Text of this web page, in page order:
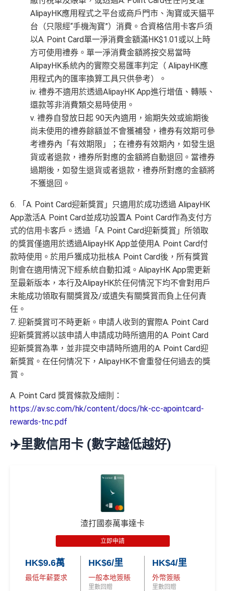
AlipayHK應用程式之平台或商戶門市、淘寶或天貓平
台（只限經“手機淘寶”）消費。合資格信用卡客戶須
以A. Point Card單一淨消費金額滿HK$1.01或以上時
方可使用禮券。單一淨消費金額將按交易當時
AlipayHK系統內的實際交易匯率判定（ AlipayHK應
用程式內的匯率換算工具只供參考）。
iv. 禮券不適用於透過AlipayHK App進行增值、轉賬、
還款等非消費類交易時使用。
v. 禮券自發放日起 90天內適用，逾期失效或逾期後
尚未使用的禮券餘額並不會獲補發，禮券有效期可參
考禮券內「有效期限」；在禮券有效期內，如發生退
貨或者退款，禮券所對應的金額將自動退回。當禮券
過期後，如發生退貨或者退款，禮券所對應的金額將
不獲退回。
6. 「A. Point Card迎新獎賞」只適用於成功透過 AlipayHK
App激活A. Point Card並成功設置A. Point Card作為支付方
式的信用卡客戶。透過「A. Point Card迎新獎賞」所領取
的獎賞僅適用於透過AlipayHK App並使用A. Point Card付
款時使用。於用戶獲成功批核A. Point Card後，所有獎賞
則會在適用情況下經系統自動扣減。AlipayHK App需更新
至最新版本，本行及AlipayHK於任何情況下均不會對用戶
未能成功領取有關獎賞及/或遺失有關獎賞而負上任何責
任。
7. 迎新獎賞可不時更新。申請人收到的實際A. Point Card
迎新獎賞將以該申請人申請成功時所適用的A. Point Card
迎新獎賞為準，並非提交申請時所適用的A. Point Card迎
新獎賞。在任何情况下，AlipayHK不會重發任何過去的獎
賞。
A. Point Card 獎賞條款及細則：
https://av.sc.com/hk/content/docs/hk-cc-apointcard-
rewards-tnc.pdf
✈️里數信用卡 (數字越低越好)
渣打國泰萬事達卡
立即申請
HK$9.6萬
最低年薪要求
HK$6/里
一般本地簽賬
里數回贈
HK$4/里
外幣簽賬
里數回贈